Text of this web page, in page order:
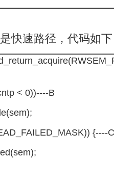
快速路径，代码如
< 0))----B
{----C